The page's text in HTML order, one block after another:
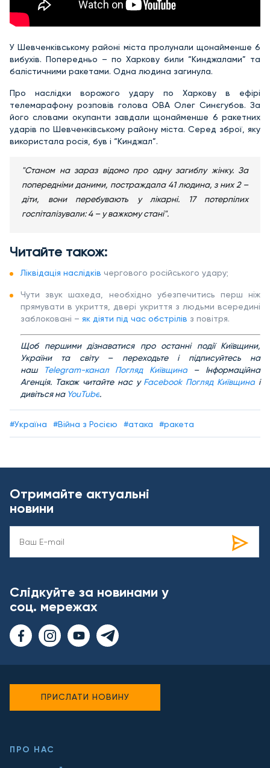
У Шевченківському районі міста пролунали щонайменше 6
вибухів. Попередньо – по Харкову били “Кинджалами” та
балістичними ракетами. Одна людина загинула.
Про наслідки ворожого удару по Харкову в ефірі
телемарафону розповів голова ОВА Олег Синєгубов. За
його словами окупанти завдали щонайменше 6 ракетних
ударів по Шевченківському району міста. Серед зброї, яку
використала росія, був і “Кинджал”.
"Станом на зараз відомо про одну загиблу жінку. За
попередніми даними, постраждала 41 людина, з них 2 –
діти, вони перебувають у лікарні. 17 потерпілих
госпіталізували: 4 – у важкому стані".
Читайте також:
Ліквідація наслідків чергового російського удару;
Чути звук шахеда, необхідно убезпечитись перш ніж
прямувати в укриття, двері укриття з людьми всередині
заблоковані – як діяти під час обстрілів з повітря.
Щоб першими дізнаватися про останні події Київщини,
України та світу – переходьте і підписуйтесь на
наш
Telegram-канал Погляд Київщина– Інформаційна
Агенція. Також читайте нас у Facebook Погляд Київщина і
дивіться на YouTube.
#Україна #Війна з Росією #атака #ракета
Отримайте актуальні
новини
Слідкуйте за новинами у
соц. мережах
ПРО НАС
ПРИСЛАТИ НОВИНУ